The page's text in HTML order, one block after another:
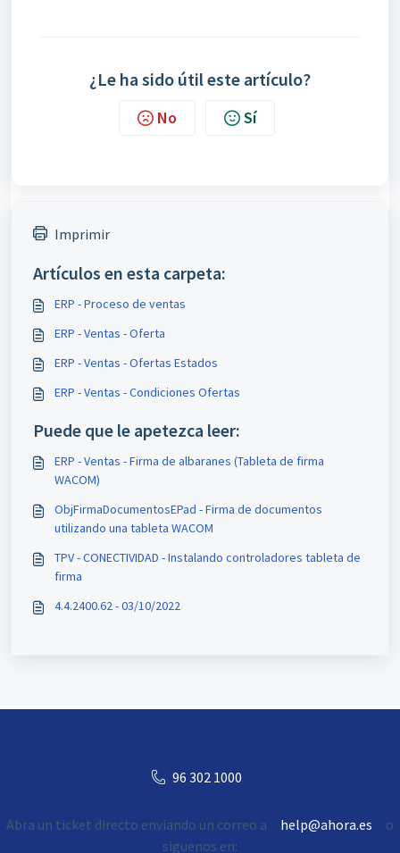
¿Le ha sido útil este artículo?
No Sí
Imprimir
Artículos en esta carpeta:
ERP - Proceso de ventas
ERP - Ventas - Oferta
ERP - Ventas - Ofertas Estados
ERP - Ventas - Condiciones Ofertas
Puede que le apetezca leer:
ERP - Ventas - Firma de albaranes (Tableta de firma
WACOM)
ObjFirmaDocumentosEPad - Firma de documentos
utilizando una tableta WACOM
TPV - CONECTIVIDAD - Instalando controladores tableta de
firma
4.4.2400.62 - 03/10/2022
96 302 1000
Abra un ticket directo enviando un correo a help@ahora.es
o
siguenos en: